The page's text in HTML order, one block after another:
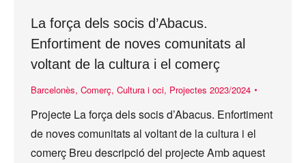
La força dels socis d’Abacus.
Enfortiment de noves comunitats al
voltant de la cultura i el comerç
Barcelonès, Comerç, Cultura i oci, Projectes 2023/2024
Projecte La força dels socis d’Abacus. Enfortiment
de noves comunitats al voltant de la cultura i el
comerç Breu descripció del projecte Amb aquest